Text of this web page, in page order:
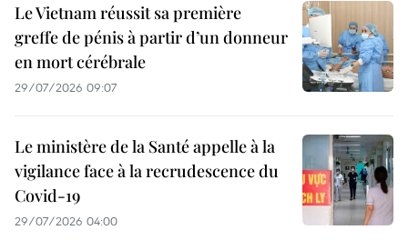
Le Vietnam réussit sa première
greffe de pénis à partir d’un donneur
en mort cérébrale
29/07/2026 09:07
Le ministère de la Santé appelle à la
vigilance face à la recrudescence du
Covid-19
29/07/2026 04:00